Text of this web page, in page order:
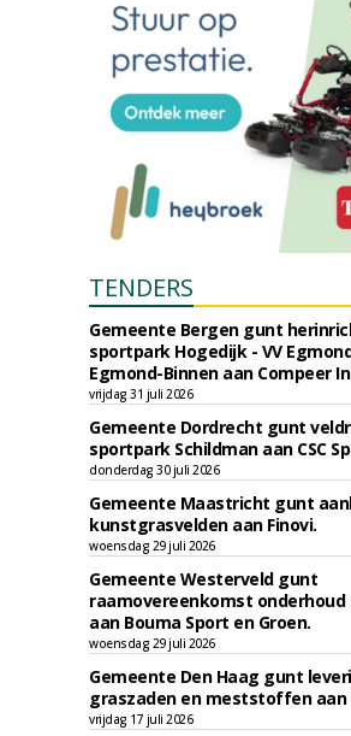
TENDERS
Gemeente Bergen gunt
sportpark Hogedijk - VV
Egmond-Binnen aan Compeer
vrijdag 31 juli 2026
Gemeente Dordrecht gunt
sportpark Schildman aan CSC
donderdag 30 juli 2026
Gemeente Maastricht gunt
kunstgrasvelden aan Finovi.
woensdag 29 juli 2026
Gemeente Westerveld gunt
raamovereenkomst
aan Bouma Sport en Groen.
woensdag 29 juli 2026
Gemeente Den Haag gunt
graszaden en meststoffen aan
vrijdag 17 juli 2026